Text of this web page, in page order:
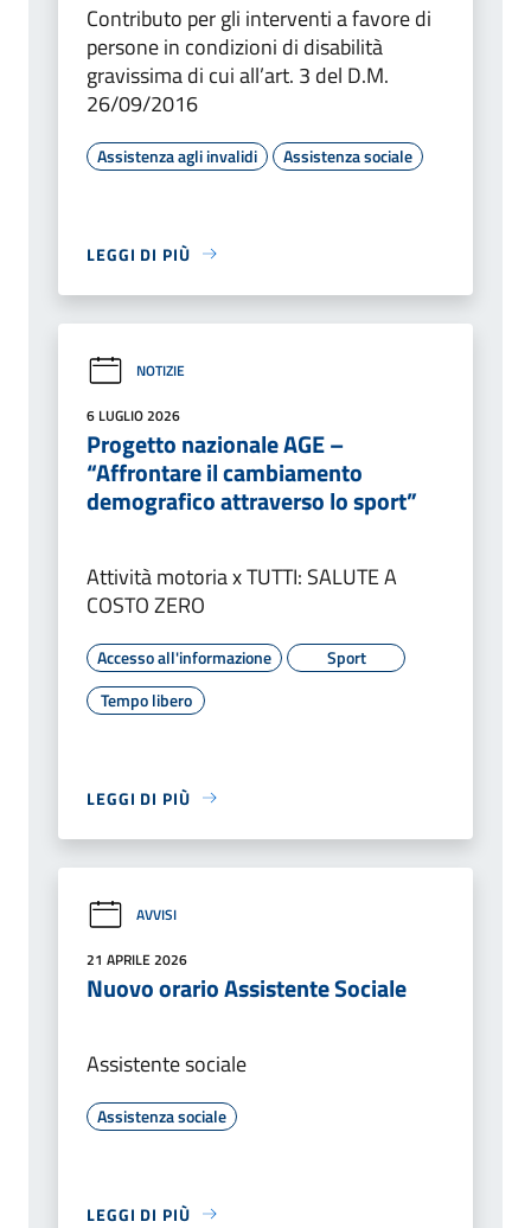
Contributo per gli interventi a favore di
persone in condizioni di disabilità
gravissima di cui all’art. 3 del D.M.
26/09/2016
Assistenza agli invalidi Assistenza sociale
LEGGI DI PIÙ
NOTIZIE
6 LUGLIO 2026
Progetto nazionale AGE –
“Affrontare il cambiamento
demografico attraverso lo sport”
Attività motoria x TUTTI: SALUTE A
COSTO ZERO
Accesso all'informazione
Sport
Tempo libero
LEGGI DI PIÙ
AVVISI
21 APRILE 2026
Nuovo orario Assistente Sociale
Assistente sociale
Assistenza sociale
LEGGI DI PIÙ